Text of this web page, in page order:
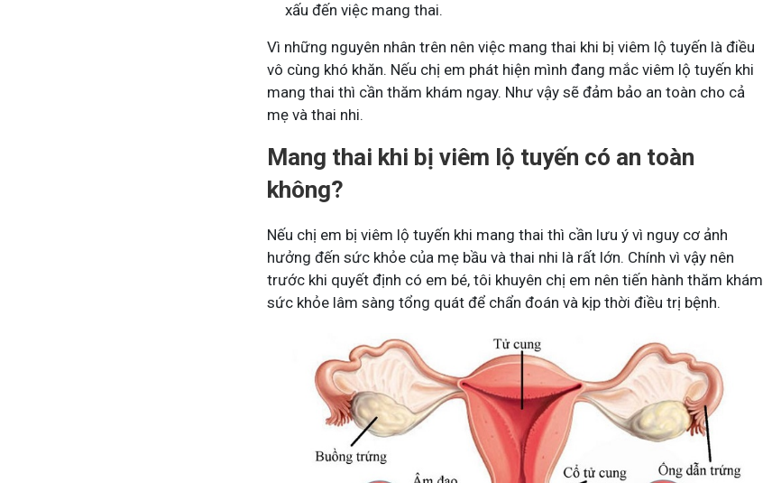
xấu đến việc mang thai.
Vì những nguyên nhân trên nên việc mang thai khi bị viêm lộ tuyến là điều
vô cùng khó khăn. Nếu chị em phát hiện mình đang mắc viêm lộ tuyến khi
mang thai thì cần thăm khám ngay. Như vậy sẽ đảm bảo an toàn cho cả
mẹ và thai nhi.
Mang thai khi bị viêm lộ tuyến có an toàn
không?
Nếu chị em bị viêm lộ tuyến khi mang thai thì cần lưu ý vì nguy cơ ảnh
hưởng đến sức khỏe của mẹ bầu và thai nhi là rất lớn. Chính vì vậy nên
trước khi quyết định có em bé, tôi khuyên chị em nên tiến hành thăm khám
sức khỏe lâm sàng tổng quát để chẩn đoán và kịp thời điều trị bệnh.